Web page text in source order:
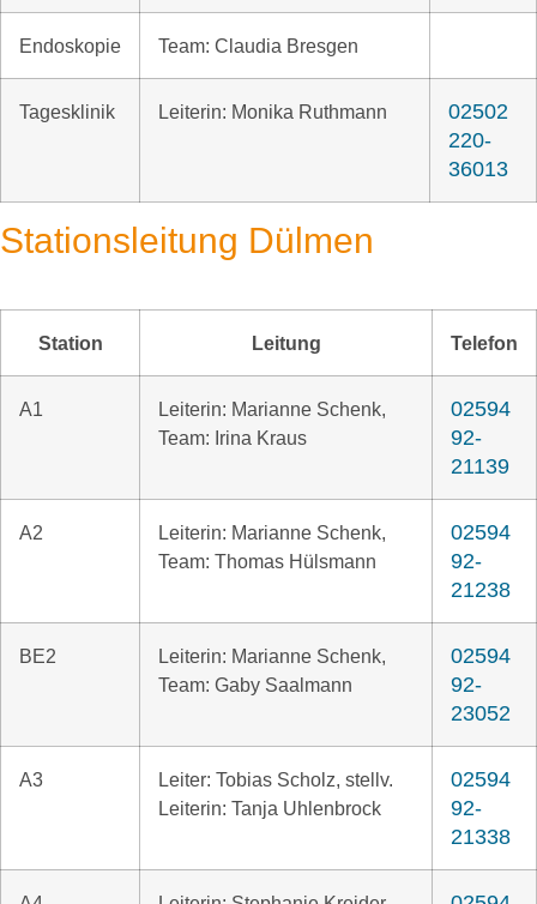
Endoskopie Team: Claudia Bresgen
Tagesklinik Leiterin: Monika Ruthmann
02502
220-
36013
Stationsleitung Dülmen
Station Leitung Telefon
A1
Leiterin: Marianne Schenk,
Team: Irina Kraus
02594
92-
21139
A2
Leiterin: Marianne Schenk,
Team: Thomas Hülsmann
02594
92-
21238
BE2
Leiterin: Marianne Schenk,
Team: Gaby Saalmann
02594
92-
23052
A3
Leiter: Tobias Scholz, stellv.
Leiterin: Tanja Uhlenbrock
02594
92-
21338